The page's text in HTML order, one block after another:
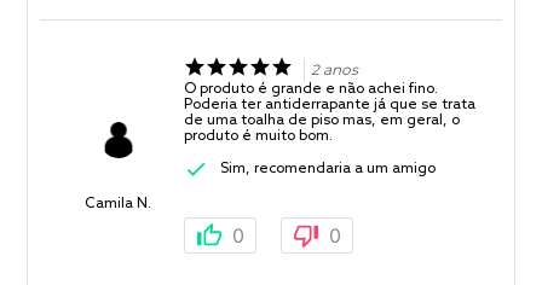
Camila N.
2 anos
O produto é grande e não achei fino.
Poderia ter antiderrapante já que se trata
de uma toalha de piso mas, em geral, o
produto é muito bom.
Sim, recomendaria a um amigo
0 0